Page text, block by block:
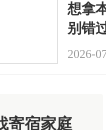
想拿
别错
2026-
寄宿家庭